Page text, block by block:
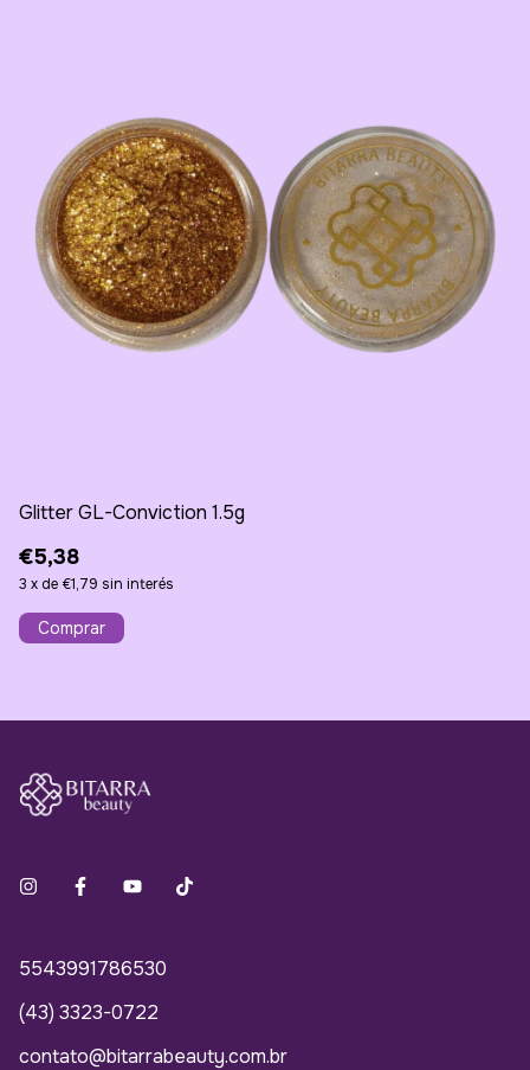
Glitter GL-Conviction 1.5g
€5,38
3 x de €1,79 sin interés
5543991786530
(43) 3323-0722
contato@bitarrabeauty.com.br